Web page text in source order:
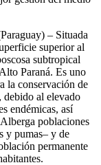
– Situada
superior al
subtropical
Paraná. Es uno
la conservación de
al elevado
endémicas, así
poblaciones
y pumas– y de
permanente